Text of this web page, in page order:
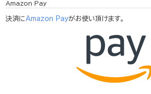
Amazon Pay
決済にAmazon Payがお使い頂けます。